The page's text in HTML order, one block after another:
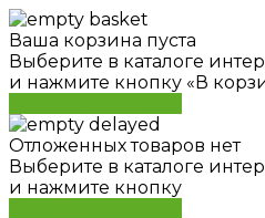
Ваша корзина пуста
Выберите в каталоге
и нажмите кнопку «В
Отложенных товаров нет
Выберите в каталоге
и нажмите кнопку